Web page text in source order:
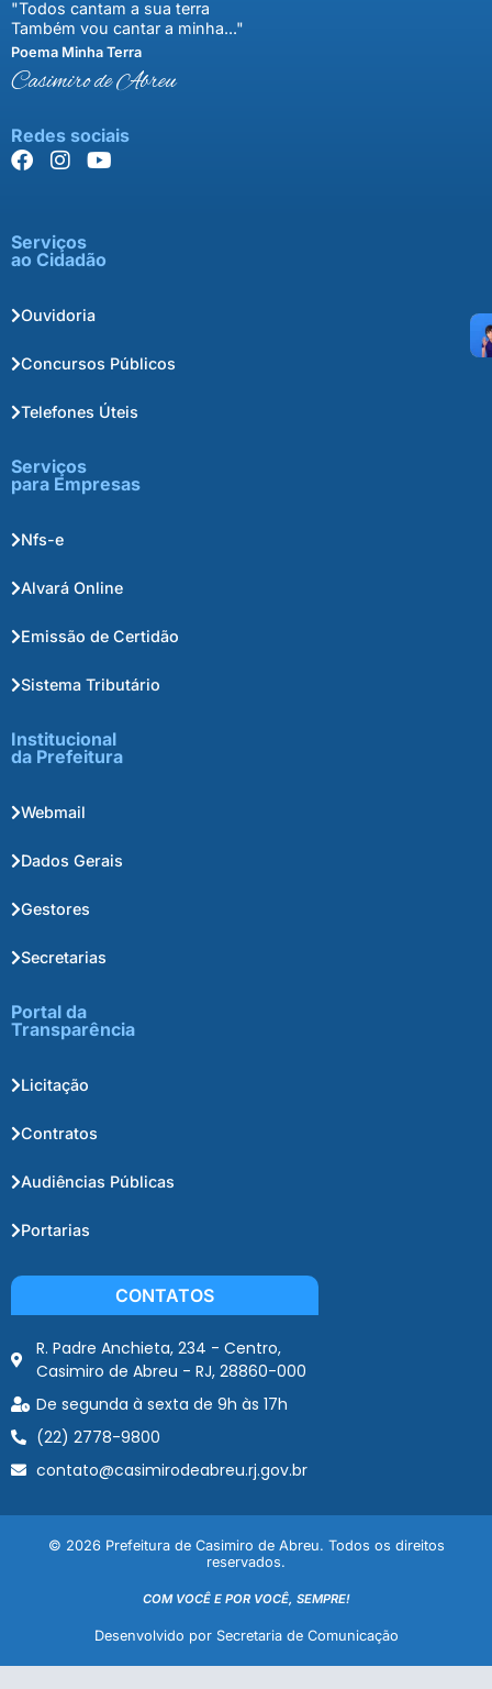
"Todos cantam a sua terra
Também vou cantar a minha..."
Poema Minha Terra
Casimiro de Abreu
Redes sociais
Serviços
ao Cidadão
Ouvidoria
Concursos Públicos
Telefones Úteis
Serviços
para Empresas
Nfs-e
Alvará Online
Emissão de Certidão
Sistema Tributário
Institucional
da Prefeitura
Webmail
Dados Gerais
Gestores
Secretarias
Portal da
Transparência
Licitação
Contratos
Audiências Públicas
Portarias
CONTATOS
R. Padre Anchieta, 234 - Centro,
Casimiro de Abreu - RJ, 28860-000
De segunda à sexta de 9h às 17h
(22) 2778-9800
contato@casimirodeabreu.rj.gov.br
© 2026 Prefeitura de Casimiro de Abreu. Todos os direitos
reservados.
COM VOCÊ E POR VOCÊ, SEMPRE!
Desenvolvido por Secretaria de Comunicação